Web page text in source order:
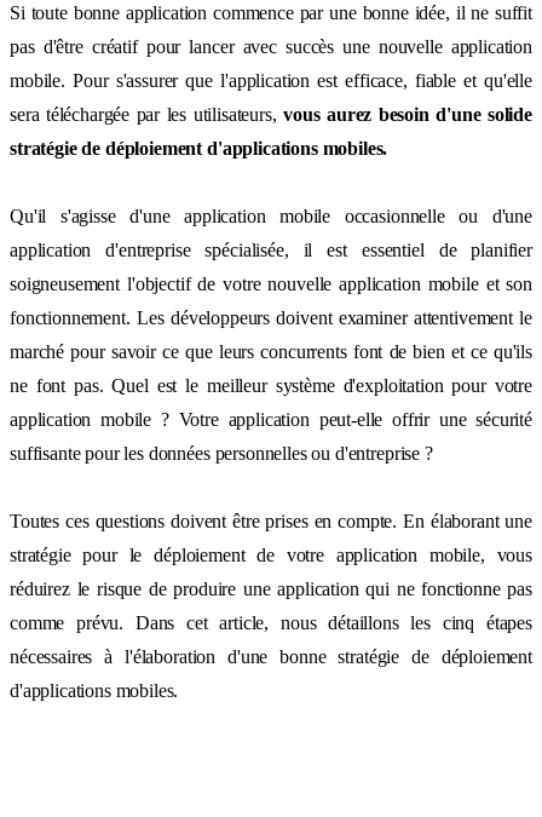
Si toute bonne application commence par une bonne idée, il ne suffit
pas d'être créatif pour lancer avec succès une nouvelle application
mobile. Pour s'assurer que l'application est efficace, fiable et qu'elle
sera téléchargée par les utilisateurs,vous aurez besoin d'une solide
stratégie de déploiement d'applications mobiles.
Qu'il s'agisse d'une application mobile occasionnelle ou d'une
application d'entreprise spécialisée, il est essentiel de planifier
soigneusement l'objectif de votre nouvelle application mobile et son
fonctionnement. Les développeurs doivent examiner attentivement le
marché pour savoir ce que leurs concurrents font de bien et ce qu'ils
ne font pas. Quel est le meilleur système d'exploitation pour votre
application mobile ? Votre application peut-elle offrir une sécurité
suffisante pour les données personnelles ou d'entreprise ?
Toutes ces questions doivent être prises en compte. En élaborant une
stratégie pour le déploiement de votre application mobile, vous
réduirez le risque de produire une application qui ne fonctionne pas
comme prévu. Dans cet article, nous détaillons les cinq étapes
nécessaires à l'élaboration d'une bonne stratégie de déploiement
d'applications mobiles.